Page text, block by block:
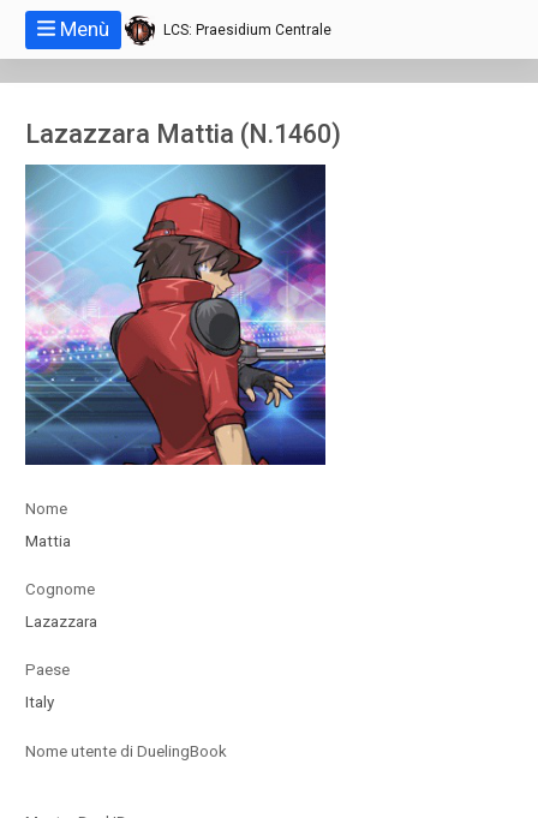
Menù LCS: Praesidium Centrale
Lazazzara Mattia (N.1460)
Nome
Mattia
Cognome
Lazazzara
Paese
Italy
Nome utente di DuelingBook